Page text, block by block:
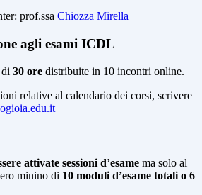
prof.ssa Chiozza Mirella
agli esami ICDL
30 ore distribuite in 10 incontri online.
relative al calendario dei corsi, scrivere
attivate sessioni d’esame ma solo al
minino di 10 moduli d’esame totali o 6